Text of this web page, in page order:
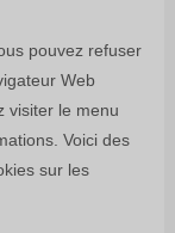
pouvez refuser
Web
visiter le menu
Voici des
sur les